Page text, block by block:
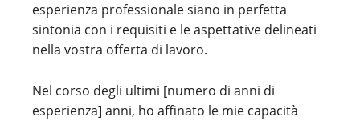
esperienza professionale siano in perfetta
sintonia con i requisiti e le aspettative delineati
nella vostra offerta di lavoro.
Nel corso degli ultimi [numero di anni di
esperienza] anni, ho affinato le mie capacità